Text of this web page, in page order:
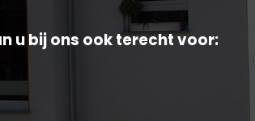
u bij ons ook terecht voor: